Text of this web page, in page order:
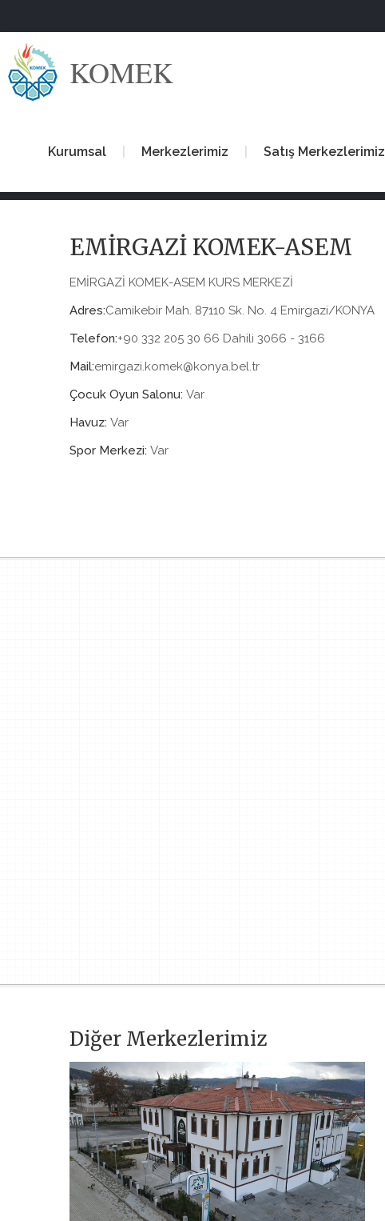
KOMEK
Kurumsal Merkezlerimiz Satış Merkezlerimiz
EMİRGAZİ KOMEK-ASEM
EMİRGAZİ KOMEK-ASEM KURS MERKEZİ
Adres:Camikebir Mah. 87110 Sk. No. 4 Emirgazi/KONYA
Telefon:+90 332 205 30 66 Dahili 3066 - 3166
Mail:emirgazi.komek@konya.bel.tr
Çocuk Oyun Salonu: Var
Havuz: Var
Spor Merkezi: Var
Diğer Merkezlerimiz